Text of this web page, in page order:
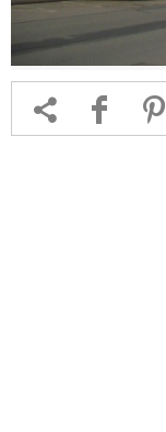
 f 1